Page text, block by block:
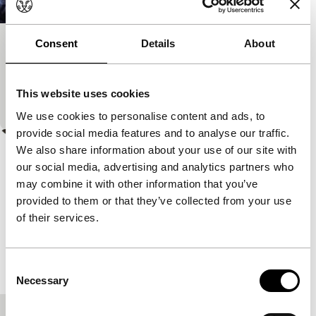
Consent Details About
This website uses cookies
We use cookies to personalise content and ads, to
provide social media features and to analyse our traffic.
We also share information about your use of our site with
our social media, advertising and analytics partners who
may combine it with other information that you’ve
provided to them or that they’ve collected from your use
of their services.
Selection
Necessary
Pomeranie
Poëtische zwart-witdocumentaire over een